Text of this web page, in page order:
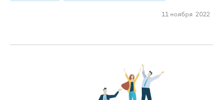
11 ноября 2022